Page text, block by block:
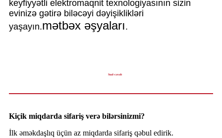
keyfiyyətli elektromaqnit texnologiyasının sizin
evinizə gətirə biləcəyi dəyişiklikləri
yaşayın.mətbəx əşyaları.
Sual-cavab
Kiçik miqdarda sifariş verə bilərsinizmi?
İlk əməkdaşlıq üçün az miqdarda sifariş qəbul edirik.